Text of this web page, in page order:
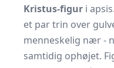
Kristus-figur i
et par trin over
menneskelig nær -
samtidig ophøjet.